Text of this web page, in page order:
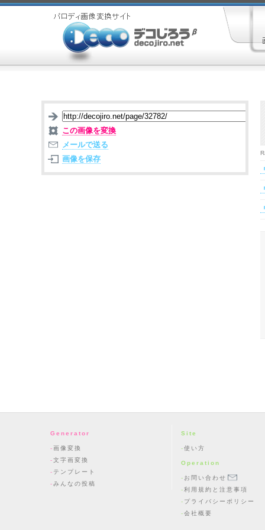
この画像を変換
メールで送る
画像を保存
Generator
画像変換
文字画変換
テンプレート
みんなの投稿
Site
使い方
Operation
お問い合わせ
利用規約と注意事項
プライバシーポリシー
会社概要